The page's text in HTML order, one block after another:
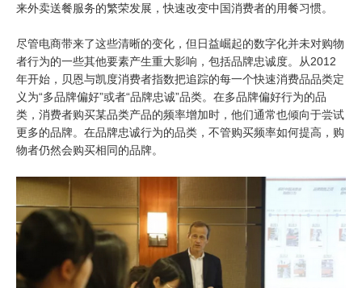
来外卖送餐服务的繁荣发展，快速改变中国消费者的用餐习惯。
尽管电商带来了这些清晰的变化，但日益崛起的数字化并未对购物
者行为的一些其他要素产生重大影响，包括品牌忠诚度。从2012
年开始，贝恩与凯度消费者指数把追踪的每一个快速消费品品类定
义为“多品牌偏好”或者“品牌忠诚”品类。在多品牌偏好行为的品
类，消费者购买某品类产品的频率增加时，他们通常也倾向于尝试
更多的品牌。在品牌忠诚行为的品类，不管购买频率如何提高，购
物者仍然会购买相同的品牌。